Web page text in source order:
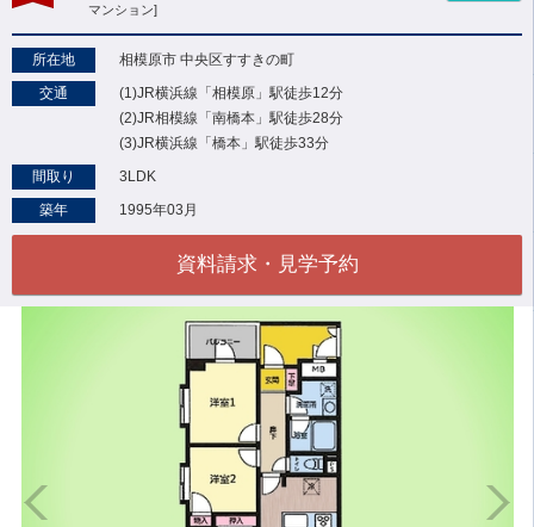
マンション]
所在地
相模原市 中央区すすきの町
交通
(1)JR横浜線「相模原」駅徒歩12分
(2)JR相模線「南橋本」駅徒歩28分
(3)JR横浜線「橋本」駅徒歩33分
間取り
3LDK
築年
1995年03月
資料請求・見学予約